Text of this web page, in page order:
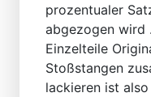
prozentualer
abgezogen wird
Einzelteile
Stoßstangen
lackieren ist